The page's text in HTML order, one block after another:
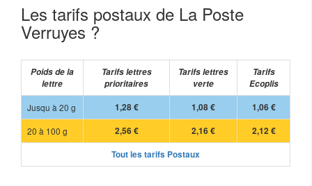
Les tarifs postaux de La Poste
Verruyes ?
Poids de la
lettre
Tarifs lettres
prioritaires
Tarifs lettres
verte
Tarifs
Ecoplis
Jusqu à 20 g
1,28 € 1,08 €
1,06 €
20 à 100 g
2,56 € 2,16 €
2,12 €
Tout les tarifs Postaux